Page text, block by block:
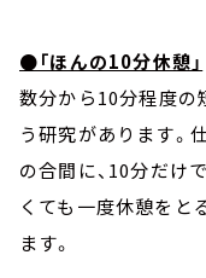
●「ほんの10分休憩」
数分から10分程度の
う研究があります。
の合間に、10分だけ
くても一度休憩をと
ます。